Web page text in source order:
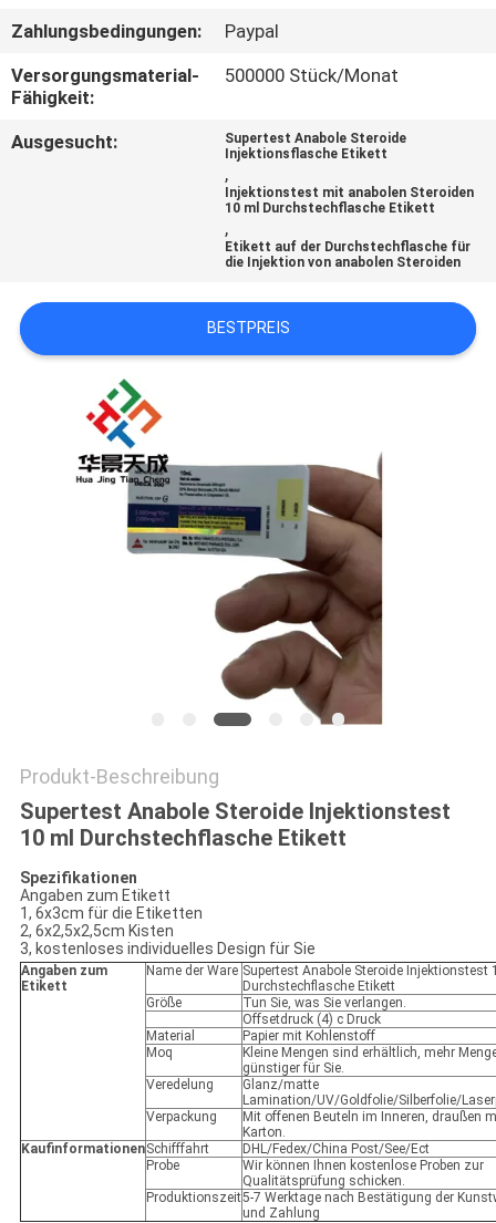
UNS
IN
VERBINDUNG
SITEMAP
PRIVACY
POLICY
Zahlungsbedingungen:
Paypal
Versorgungsmaterial-
Fähigkeit:
500000 Stück/Monat
Ausgesucht:
Supertest Anabole Steroide
Injektionsflasche Etikett
,
Injektionstest mit anabolen Steroiden
10 ml Durchstechflasche Etikett
,
Etikett auf der Durchstechflasche für
die Injektion von anabolen Steroiden
BESTPREIS
Produkt-Beschreibung
Supertest Anabole Steroide Injektionstest
10 ml Durchstechflasche Etikett
Spezifikationen
Angaben zum Etikett
1, 6x3cm für die Etiketten
2, 6x2,5x2,5cm Kisten
3, kostenloses individuelles Design für Sie
Angaben zum
Etikett
Name der Ware Supertest Anabole Steroide Injektionstest
Durchstechflasche Etikett
Größe
Tun Sie, was Sie verlangen.
Offsetdruck (4) c Druck
Material
Papier mit Kohlenstoff
Moq
Kleine Mengen sind erhältlich, mehr
günstiger für Sie.
Veredelung
Glanz/matte
Lamination/UV/Goldfolie/Silberfolie/
Verpackung
Mit offenen Beuteln im Inneren, draußen
Karton.
KaufinformationenSchifffahrt
DHL/Fedex/China Post/See/Ect
Probe
Wir können Ihnen kostenlose Proben zur
Qualitätsprüfung schicken.
Produktionszeit5-7 Werktage nach Bestätigung der
und Zahlung